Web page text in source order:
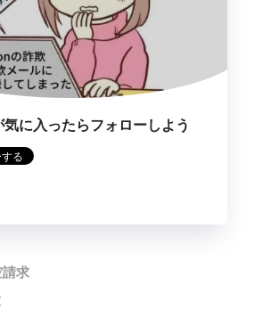
気に入ったらフォローしよう
請求